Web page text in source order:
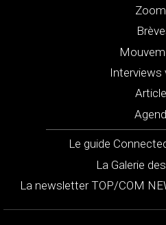
Interviews
Le guide
La Galerie
La newsletter TOP/COM